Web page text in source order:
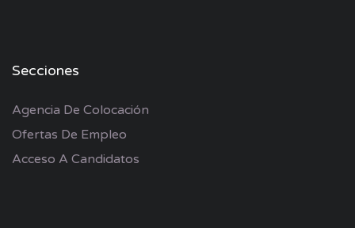
Secciones
Agencia De Colocación
Ofertas De Empleo
Acceso A Candidatos